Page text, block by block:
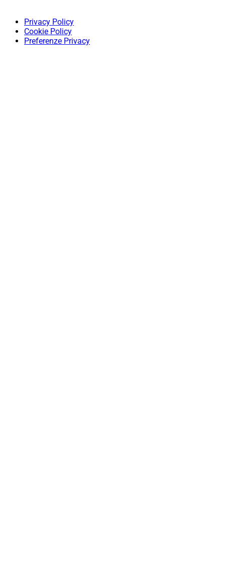
Privacy Policy
Cookie Policy
Preferenze Privacy